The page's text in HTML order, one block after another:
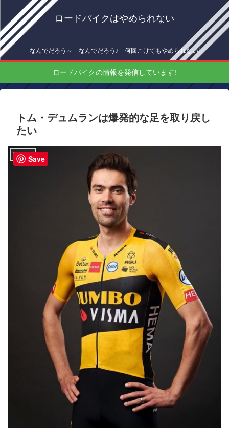
ロードバイクはやめられない
なんでだろう～ なんでだろう♪ 何回こけてもやめられない!
ロードバイクの情報を発信しています!
トム・デュムランは爆発的な足を取り戻し
たい
海外情報Save